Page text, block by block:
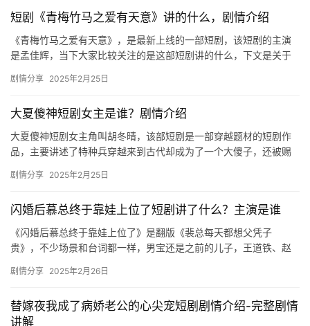
场
短剧《青梅竹马之爱有天意》讲的什么，剧情介绍
《青梅竹马之爱有天意》，是最新上线的一部短剧，该短剧的主演
是孟佳辉，当下大家比较关注的是这部短剧讲的什么，下文是关于
之爱…
剧情分享 2025年2月25日
大夏傻神短剧女主是谁？剧情介绍
大夏傻神短剧女主角叫胡冬晴，该部短剧是一部穿越题材的短剧作
品，主要讲述了特种兵穿越来到古代却成为了一个大傻子，还被赐
大夏…
剧情分享 2025年2月25日
闪婚后慕总终于靠娃上位了短剧讲了什么？主演是谁
《闪婚后慕总终于靠娃上位了》是翻版《裴总每天都想父凭子
贵》，不少场景和台词都一样，男宝还是之前的儿子，王道铁、赵
&amp…
剧情分享 2025年2月26日
替嫁夜我成了病娇老公的心尖宠短剧剧情介绍-完整剧情
讲解